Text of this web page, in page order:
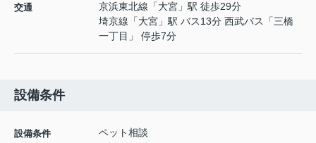
交通 京浜東北線 「大宮 」駅 徒歩29分
埼京線 「大宮 」駅 バス13分 西武バス「三橋
一丁目」 停歩7分
設備条件
設備条件
ペット相談